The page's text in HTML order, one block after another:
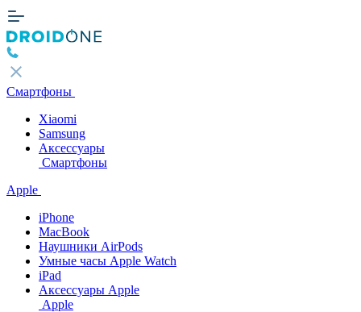
Смартфоны
Xiaomi
Samsung
Аксессуары
Смартфоны
Apple
iPhone
MacBook
Наушники AirPods
Умные часы Apple Watch
iPad
Аксессуары Apple
Apple